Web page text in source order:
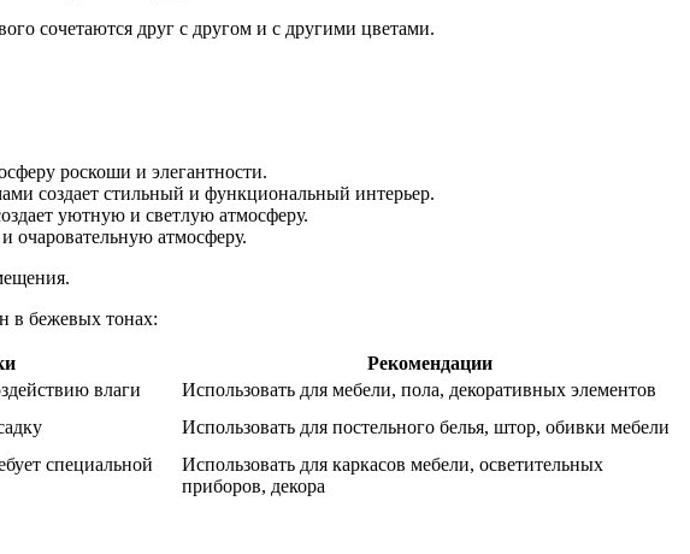
сочетаются друг с другом и с другими цветами.
роскоши и элегантности.
создает стильный и функциональный интерьер.
уютную и светлую атмосферу.
очаровательную атмосферу.
в бежевых тонах:
Рекомендации
влаги
Использовать для мебели, пола, декоративных элементов
Использовать для постельного белья, штор, обивки мебели
специальной
Использовать для каркасов мебели, осветительных
приборов, декора